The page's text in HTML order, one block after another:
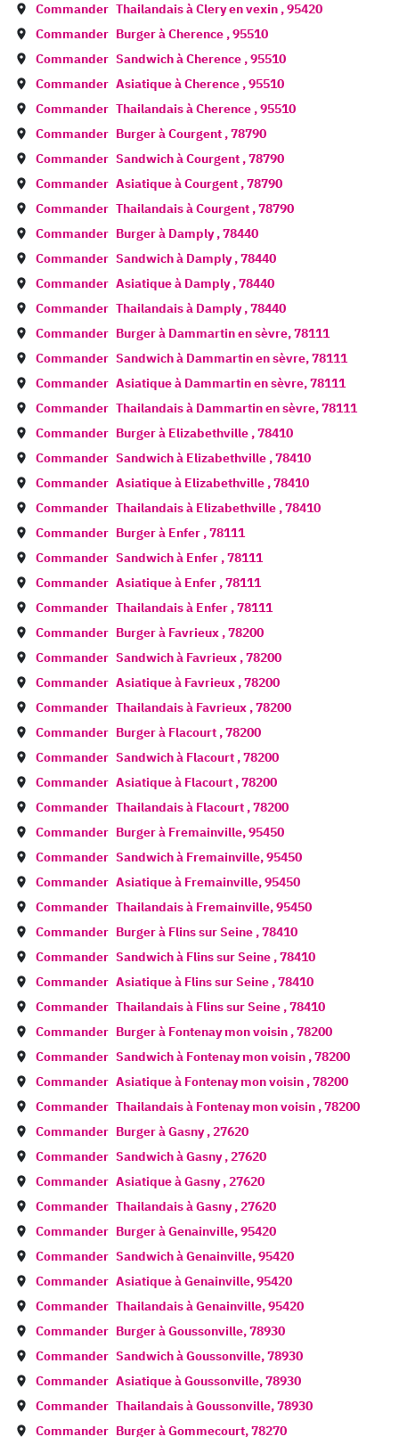
Commander Thailandais àClery en vexin ,95420
Commander Burger àCherence ,95510
Commander Sandwich àCherence ,95510
Commander Asiatique àCherence ,95510
Commander Thailandais àCherence ,95510
Commander Burger àCourgent ,78790
Commander Sandwich àCourgent ,78790
Commander Asiatique àCourgent ,78790
Commander Thailandais àCourgent ,78790
Commander Burger à Damply,78440
Commander Sandwich à Damply,78440
Commander Asiatique à Damply,78440
Commander Thailandais à Damply,78440
Commander Burger à Dammartin en sèvre,78111
Commander Sandwich à Dammartin en sèvre,78111
Commander Asiatique à Dammartin en sèvre,78111
Commander Thailandais à Dammartin en sèvre,78111
Commander Burger à Elizabethville ,78410
Commander Sandwich à Elizabethville ,78410
Commander Asiatique à Elizabethville ,78410
Commander Thailandais à Elizabethville ,78410
Commander Burger à Enfer ,78111
Commander Sandwich à Enfer ,78111
Commander Asiatique à Enfer ,78111
Commander Thailandais à Enfer ,78111
Commander Burger à Favrieux ,78200
Commander Sandwich à Favrieux ,78200
Commander Asiatique à Favrieux ,78200
Commander Thailandais à Favrieux ,78200
Commander Burger à Flacourt ,78200
Commander Sandwich à Flacourt ,78200
Commander Asiatique à Flacourt ,78200
Commander Thailandais à Flacourt ,78200
Commander Burger à Fremainville,95450
Commander Sandwich à Fremainville,95450
Commander Asiatique à Fremainville,95450
Commander Thailandais à Fremainville,95450
Commander Burger à Flins sur Seine ,78410
Commander Sandwich à Flins sur Seine ,78410
Commander Asiatique à Flins sur Seine ,78410
Commander Thailandais à Flins sur Seine ,78410
Commander Burger à Fontenay mon voisin ,78200
Commander Sandwich à Fontenay mon voisin ,78200
Commander Asiatique à Fontenay mon voisin ,78200
Commander Thailandais à Fontenay mon voisin ,78200
Commander Burger àGasny,27620
Commander Sandwich àGasny,27620
Commander Asiatique àGasny,27620
Commander Thailandais àGasny,27620
Commander Burger àGenainville,95420
Commander Sandwich àGenainville,95420
Commander Asiatique àGenainville,95420
Commander Thailandais àGenainville,95420
Commander Burger àGoussonville,78930
Commander Sandwich àGoussonville,78930
Commander Asiatique àGoussonville,78930
Commander Thailandais àGoussonville,78930
Commander Burger àGommecourt,78270